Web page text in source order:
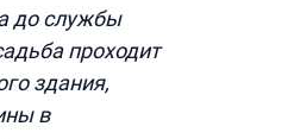
до службы
проходит
здания,
в